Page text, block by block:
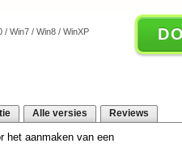
/ Win7 / Win8 / WinXP
Alle versies Reviews
het aanmaken van een